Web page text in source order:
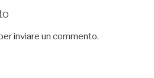
inviare un commento.